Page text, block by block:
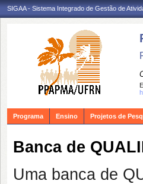
SIGAA - Sistema Integrado de Gestão de
Programa Ensino Projetos de
Banca de
Uma banca de